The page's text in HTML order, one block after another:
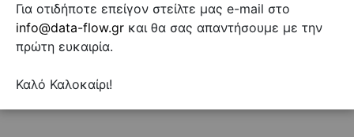
Για οτιδήποτε επείγον στείλτε μας e-mail στο
info@data-flow.gr και θα σας απαντήσουμε με την
πρώτη ευκαιρία.
Καλό Καλοκαίρι!